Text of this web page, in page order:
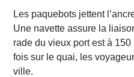
Les paquebots jettent
Une navette assure la
rade du vieux port est à
fois sur le quai, les
ville.